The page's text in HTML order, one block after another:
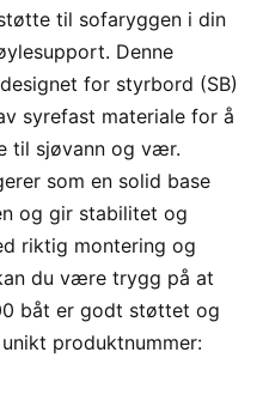
til sofaryggen i din
Denne
for styrbord (SB)
syrefast materiale for å
til sjøvann og vær.
som en solid base
og gir stabilitet og
riktig montering og
du være trygg på at
båt er godt støttet og
produktnummer: